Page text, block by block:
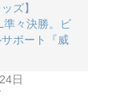
ズ】
準々決勝。ビ
ポート『威
日